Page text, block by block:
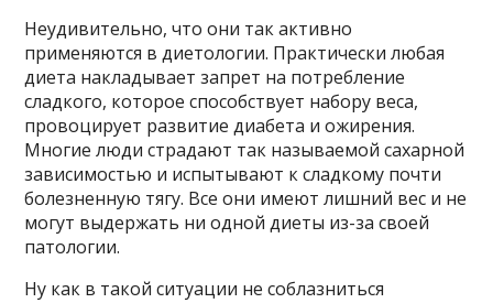
Неудивительно, что они так активно
применяются в диетологии. Практически любая
диета накладывает запрет на потребление
сладкого, которое способствует набору веса,
провоцирует развитие диабета и ожирения.
Многие люди страдают так называемой сахарной
зависимостью и испытывают к сладкому почти
болезненную тягу. Все они имеют лишний вес и не
могут выдержать ни одной диеты из-за своей
патологии.
Ну как в такой ситуации не соблазниться